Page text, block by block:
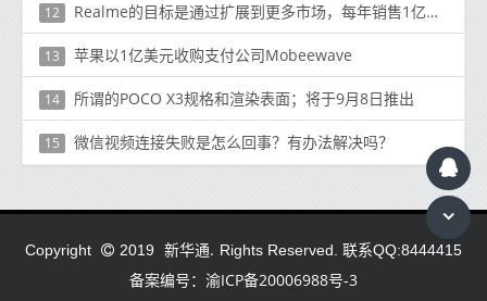
12 Realme的目标是通过扩展到更多市场，每年销售1亿部智能手机
13 苹果以1亿美元收购支付公司Mobeewave
14 所谓的POCO X3规格和渲染表面；将于9月8日推出
15 微信视频连接失败是怎么回事？有办法解决吗？
Copyright 2019 新华通. Rights Reserved. 联系QQ:8444415
备案编号：渝ICP备20006988号-3